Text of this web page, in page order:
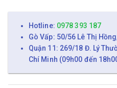
Hotline: 0978 393 187
Gò Vấp: 50/56 Lê Thị
Quận 11: 269/18 Đ. Lý
Chí Minh (09h00 đến